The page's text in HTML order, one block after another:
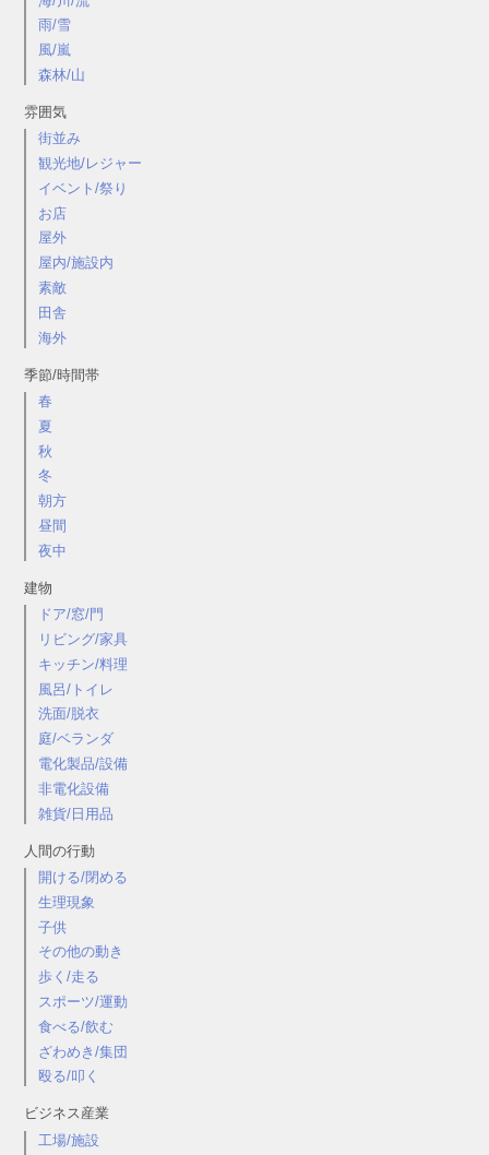
雨/雪
風/嵐
森林/山
雰囲気
街並み
観光地/レジャー
イベント/祭り
お店
屋外
屋内/施設内
素敵
田舎
海外
季節/時間帯
春
夏
秋
冬
朝方
昼間
夜中
建物
ドア/窓/門
リビング/家具
キッチン/料理
風呂/トイレ
洗面/脱衣
庭/ベランダ
電化製品/設備
非電化設備
雑貨/日用品
人間の行動
開ける/閉める
生理現象
子供
その他の動き
歩く/走る
スポーツ/運動
食べる/飲む
ざわめき/集団
殴る/叩く
ビジネス産業
工場/施設